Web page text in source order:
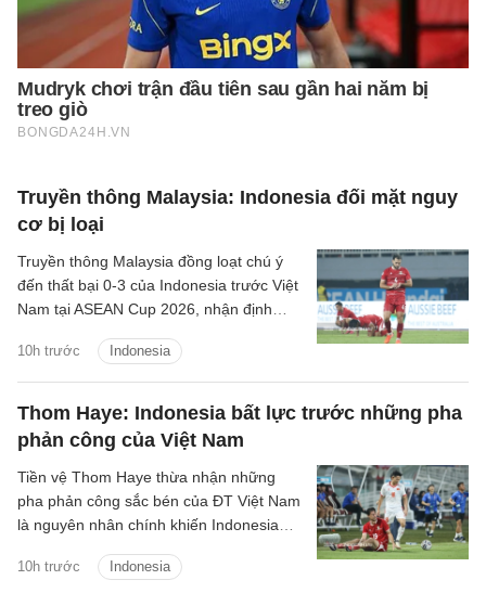
Truyền thông Malaysia: Indonesia đối mặt nguy
cơ bị loại
10h trước Indonesia
Truyền thông Malaysia đồng loạt chú ý
đến thất bại 0-3 của Indonesia trước Việt
Nam tại ASEAN Cup 2026, nhận định
khu vực.
Thom Haye: Indonesia bất lực trước những pha
phản công của Việt Nam
10h trước Indonesia
Tiền vệ Thom Haye thừa nhận những
pha phản công sắc bén của ĐT Việt Nam
là nguyên nhân chính khiến Indonesia
bảng A ASEAN Cup 2026.